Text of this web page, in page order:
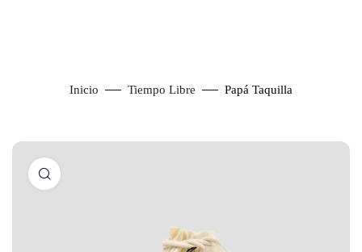
Inicio Tiempo Libre Papá Taquilla